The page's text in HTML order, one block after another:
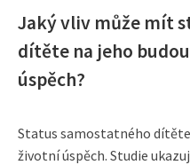
Jaký vliv může mít
dítěte na jeho
úspěch?
Status samostatného
životní úspěch. Studie